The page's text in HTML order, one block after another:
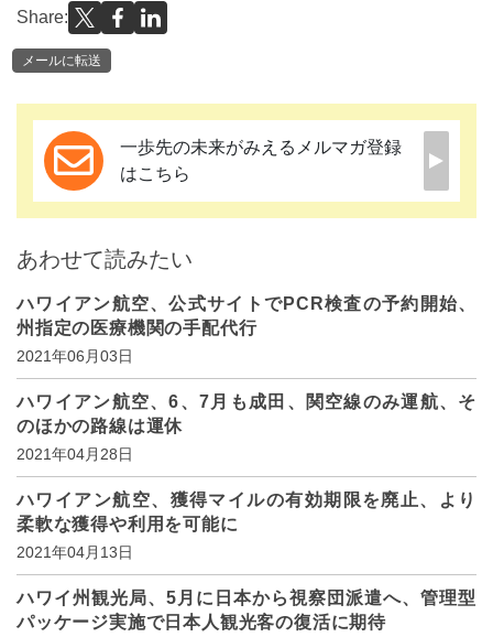
Share:
メールに転送
一歩先の未来がみえるメルマガ登録
はこちら
あわせて読みたい
ハワイアン航空、公式サイトでPCR検査の予約開始、
州指定の医療機関の手配代行
2021年06月03日
ハワイアン航空、6、7月も成田、関空線のみ運航、そ
のほかの路線は運休
2021年04月28日
ハワイアン航空、獲得マイルの有効期限を廃止、より
柔軟な獲得や利用を可能に
2021年04月13日
ハワイ州観光局、5月に日本から視察団派遣へ、管理型
パッケージ実施で日本人観光客の復活に期待